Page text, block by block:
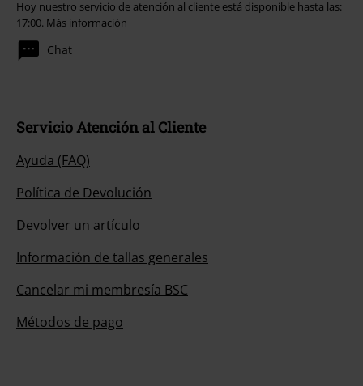
Hoy nuestro servicio de atención al cliente está disponible hasta las:
17:00. Más información
Chat
Servicio Atención al Cliente
Ayuda (FAQ)
Política de Devolución
Devolver un artículo
Información de tallas generales
Cancelar mi membresía BSC
Métodos de pago